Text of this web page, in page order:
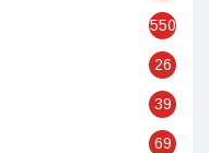
550
26
39
69